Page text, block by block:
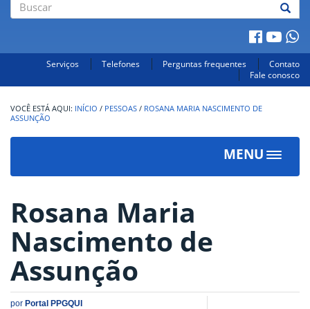
Serviços Telefones Perguntas frequentes
Contato
Fale conosco
INÍCIO / PESSOAS / ROSANA MARIA NASCIMENTO DE
ASSUNÇÃO
MENU
Toggle
Rosana Maria
Nascimento de
Assunção
por Portal PPGQUI